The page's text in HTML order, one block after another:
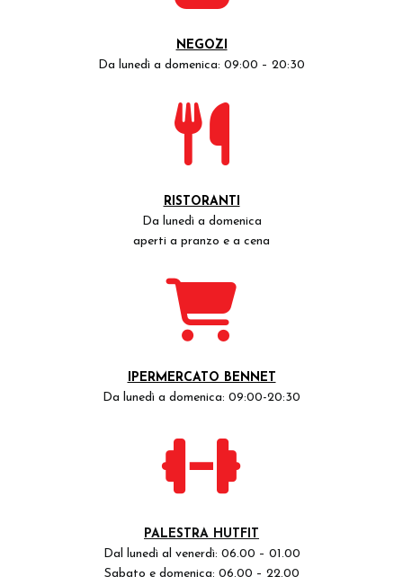
NEGOZI
Da lunedì a domenica: 09:00 – 20:30
RISTORANTI
Da lunedì a domenica
aperti a pranzo e a cena
IPERMERCATO BENNET
Da lunedì a domenica: 09:00-20:30
PALESTRA HUTFIT
Dal lunedì al venerdì: 06.00 – 01.00
Sabato e domenica: 06.00 – 22.00